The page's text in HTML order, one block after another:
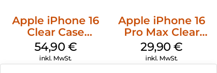
Apple iPhone 16
Clear Case
MagSafe
Transparent
54,90 €
inkl. MwSt.
Apple iPhone 16
Pro Max Clear
Case MagSafe
Transparent
29,90€
inkl. MwSt.